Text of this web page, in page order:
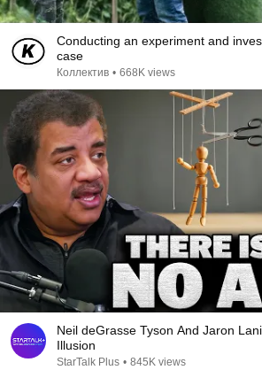
Conducting an experiment and
case
Коллектив • 668K views
Neil deGrasse Tyson And Jaron
Illusion
StarTalk Plus • 845K views